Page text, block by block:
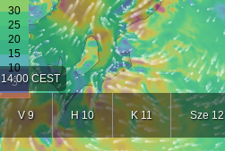
14:00 CEST
V 9 H 10 K 11 Sze 12